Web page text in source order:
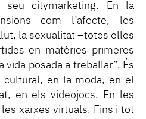
citymarketing. En la
com l’afecte, les
la sexualitat –totes elles
en matèries primeres
vida posada a treballar”. És
cultural, en la moda, en el
en els videojocs. En les
xarxes virtuals. Fins i tot